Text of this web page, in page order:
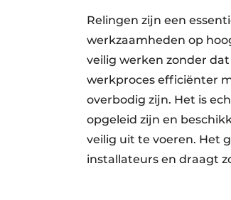
Relingen zijn een
werkzaamheden op
veilig werken zonder
werkproces efficiënter
overbodig zijn. Het is
opgeleid zijn en
veilig uit te voeren. Het
installateurs en draagt